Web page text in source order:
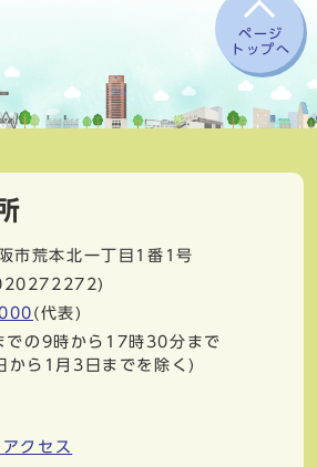
ページ
トップへ
市荒本北一丁目1番1号
(代表)
での9時から17時30分まで
ら1月3日までを除く)
クセス